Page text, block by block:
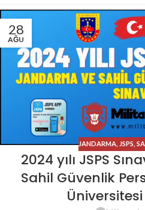
28
AĞU
JANDARMA JSPS
2024 yılı JSPS
Sahil Güvenlik